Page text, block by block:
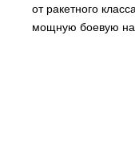
от ракетного
мощную боевую